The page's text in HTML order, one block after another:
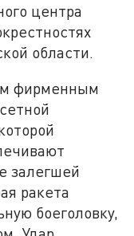
центра
области.
фирменным
залегшей
ракета
боеголовку,